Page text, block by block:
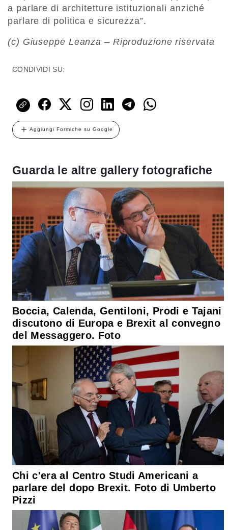
a parlare di architetture istituzionali anziché
parlare di politica e sicurezza”.
(c) Giuseppe Leanza – Riproduzione riservata
CONDIVIDI SU:
Aggiungi Formiche su Google
Guarda le altre gallery fotografiche
Boccia, Calenda, Gentiloni, Prodi e Tajani
discutono di Europa e Brexit al convegno
del Messaggero. Foto
Chi c'era al Centro Studi Americani a
parlare del dopo Brexit. Foto di Umberto
Pizzi